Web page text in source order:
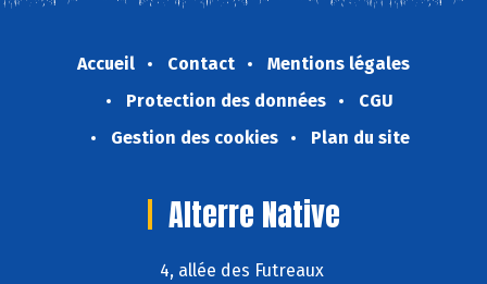
Accueil Contact
Mentions légales
Protection des données
CGU
Gestion des cookies
Plan du site
Alterre Native
4, allée des Futreaux